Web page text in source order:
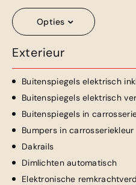
Opties
Exterieur
Buitenspiegels elektrisch
Buitenspiegels elektrisch
Buitenspiegels in
Bumpers in carrosseriekleur
Dakrails
Dimlichten automatisch
Elektronische